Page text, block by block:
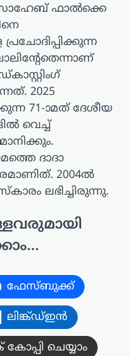
സാഹേബ് ഫാൽക്കെ
2025
71-ാമത് ദേശീയ
വെച്ച്
ദാദാ
2004ല്‍
ലഭിച്ചിരുന്നു.
ഫേസ്ബുക്ക്
ലിങ്ക്ഡ്ഇൻ
കോപ്പി ചെയ്യാം